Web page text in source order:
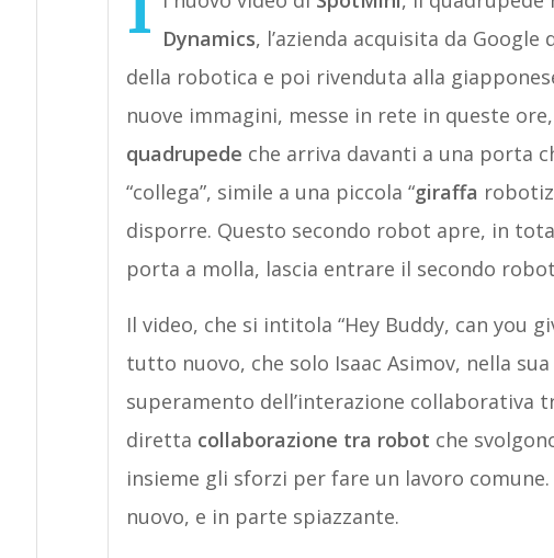
Dynamics, l’azienda acquisita da
della robotica e poi rivenduta alla
nuove immagini, messe in rete in queste
quadrupede che arriva davanti a una porta
“collega”, simile a una piccola “giraffa
disporre. Questo secondo robot apre, in
porta a molla, lascia entrare il secondo
Il video, che si intitola “Hey Buddy, can you
tutto nuovo, che solo Isaac Asimov, nella
superamento dell’interazione collaborativa
diretta collaborazione tra robot che
insieme gli sforzi per fare un lavoro
nuovo, e in parte spiazzante.